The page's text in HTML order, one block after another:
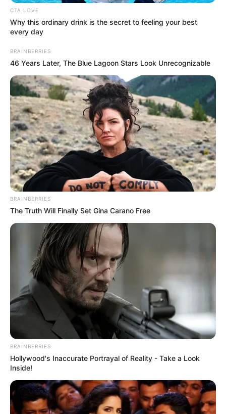
CTA LOVE
Why this ordinary drink is the secret to feeling your best
every day
BRAINBERRIES
46 Years Later, The Blue Lagoon Stars Look Unrecognizable
BRAINBERRIES
The Truth Will Finally Set Gina Carano Free
BRAINBERRIES
Hollywood's Inaccurate Portrayal of Reality - Take a Look
Inside!